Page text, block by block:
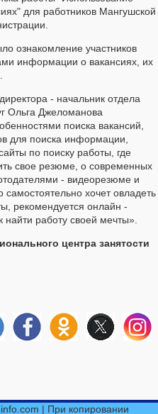
для работников Мангушской
ознакомление участников
информации о вакансиях, их
- начальник отдела
Ольга Джеломанова
поиска вакансий,
для поиска информации,
по поиску работы, где
свое резюме, о современных
- видеорезюме и
хочет овладеть
рекомендуется онлайн -
работу своей мечты».
центра занятости
| При копировании